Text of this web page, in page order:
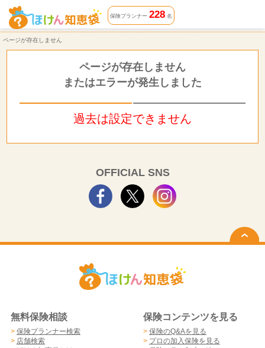
ページが存在しません | ほけん知恵袋
保険プランナー 228名
ページが存在しません
ページが存在しません
またはエラーが発生しました
過去は設定できません
OFFICIAL SNS
無料保険相談
> 保険プランナー検索
> 店舗検索
保険コンテンツを見る
> 保険のQ&Aを見る
> プロの加入保険を見る